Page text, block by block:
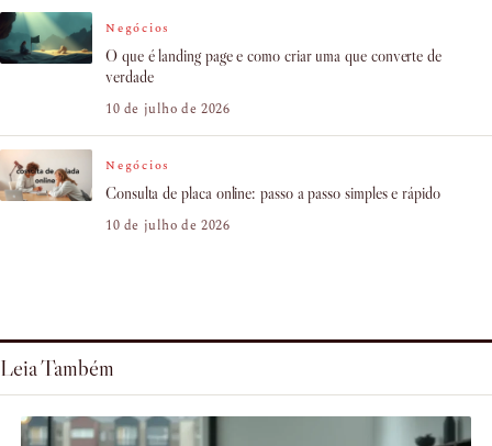
Negócios
O que é landing page e como criar uma que converte de
verdade
10 de julho de 2026
Negócios
Consulta de placa online: passo a passo simples e rápido
10 de julho de 2026
Leia Também